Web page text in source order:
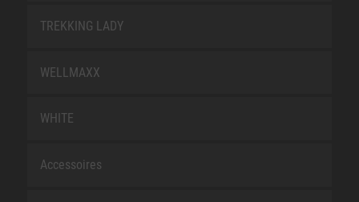
TREKKING LADY
WELLMAXX
WHITE
Accessoires